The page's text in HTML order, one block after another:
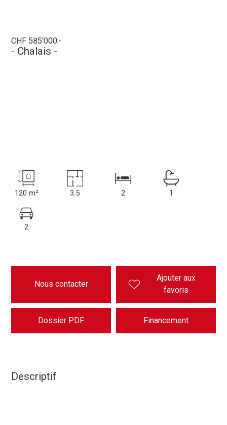
CHF 585'000.-
- Chalais -
120 m² 3.5 2 1
2
Nous contacter
Ajouter aux
favoris
Dossier PDF Financement
Descriptif